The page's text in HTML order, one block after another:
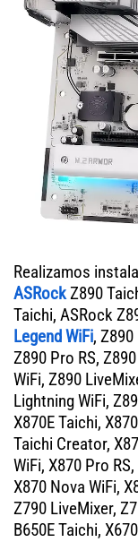
Realizamos
ASRockZ890
Taichi, ASRock
Legend WiFi,
Z890 Pro RS,
WiFi, Z890
Lightning WiFi,
X870E Taichi,
Taichi Creator,
WiFi, X870 Pro
X870 Nova WiFi,
Z790 LiveMixer,
B650E Taichi,